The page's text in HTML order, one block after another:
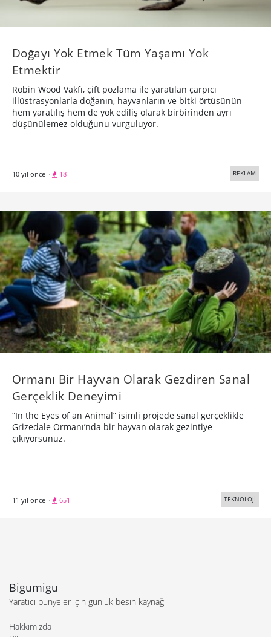
Doğayı Yok Etmek Tüm Yaşamı Yok
Etmektir
Robin Wood Vakfı, çift pozlama ile yaratılan çarpıcı
illüstrasyonlarla doğanın, hayvanların ve bitki örtüsünün
hem yaratılış hem de yok ediliş olarak birbirinden ayrı
düşünülemez olduğunu vurguluyor.
10 yıl önce · 18 REKLAM
Ormanı Bir Hayvan Olarak Gezdiren Sanal
Gerçeklik Deneyimi
“In the Eyes of an Animal” isimli projede sanal gerçeklikle
Grizedale Ormanı’nda bir hayvan olarak gezintiye
çıkıyorsunuz.
11 yıl önce · 651 TEKNOLOJİ
Bigumigu
Yaratıcı bünyeler için günlük besin kaynağı
Hakkımızda